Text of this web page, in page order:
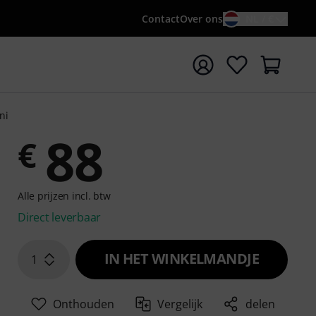
ContactOver ons
zoekterm {searchTerm}
€ 88
Alle prijzen incl. btw
Direct leverbaar
1 IN HET WINKELMANDJE
Onthouden Vergelijk delen